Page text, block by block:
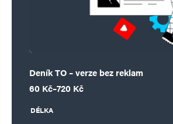
Deník TO – verze bez reklam
60 Kč–720 Kč
Rozpětí cen: 60 Kč až 720 Kč
DÉLKA